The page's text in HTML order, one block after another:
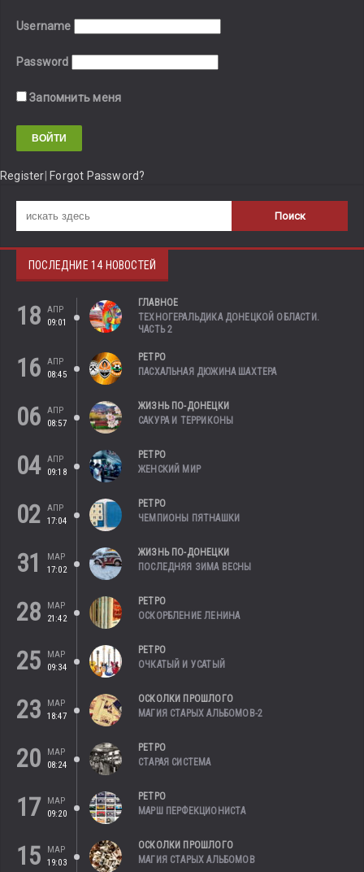
Username
Password
Запомнить меня
Register Forgot Password?
ПОСЛЕДНИЕ 14 НОВОСТЕЙ
18
АПР
09:01
ГЛАВНОЕ
ТЕХНОГЕРАЛЬДИКА ДОНЕЦКОЙ ОБЛАСТИ.
ЧАСТЬ 2
16
АПР
08:45
РЕТРО
ПАСХАЛЬНАЯ ДЮЖИНА ШАХТЕРА
06
АПР
08:57
ЖИЗНЬ ПО-ДОНЕЦКИ
САКУРА И ТЕРРИКОНЫ
04 АПР
09:18
РЕТРО
ЖЕНСКИЙ МИР
02
АПР
17:04
РЕТРО
ЧЕМПИОНЫ ПЯТНАШКИ
31
МАР
17:02
ЖИЗНЬ ПО-ДОНЕЦКИ
ПОСЛЕДНЯЯ ЗИМА ВЕСНЫ
28
МАР
21:42
РЕТРО
ОСКОРБЛЕНИЕ ЛЕНИНА
25
МАР
09:34
РЕТРО
ОЧКАТЫЙ И УСАТЫЙ
23
МАР
18:47
ОСКОЛКИ ПРОШЛОГО
МАГИЯ СТАРЫХ АЛЬБОМОВ-2
20
МАР
08:24
РЕТРО
СТАРАЯ СИСТЕМА
17
МАР
09:20
РЕТРО
МАРШ ПЕРФЕКЦИОНИСТА
15
МАР
19:03
ОСКОЛКИ ПРОШЛОГО
МАГИЯ СТАРЫХ АЛЬБОМОВ